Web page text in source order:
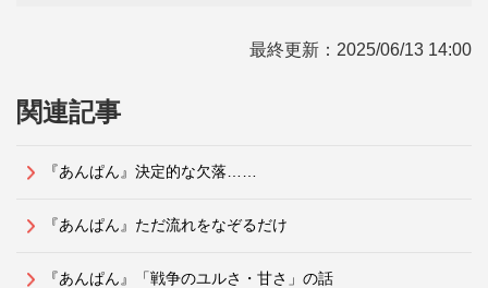
最終更新： 2025/06/13 14:00
関連記事
『あんぱん』決定的な欠落……
『あんぱん』ただ流れをなぞるだけ
『あんぱん』「戦争のユルさ・甘さ」の話